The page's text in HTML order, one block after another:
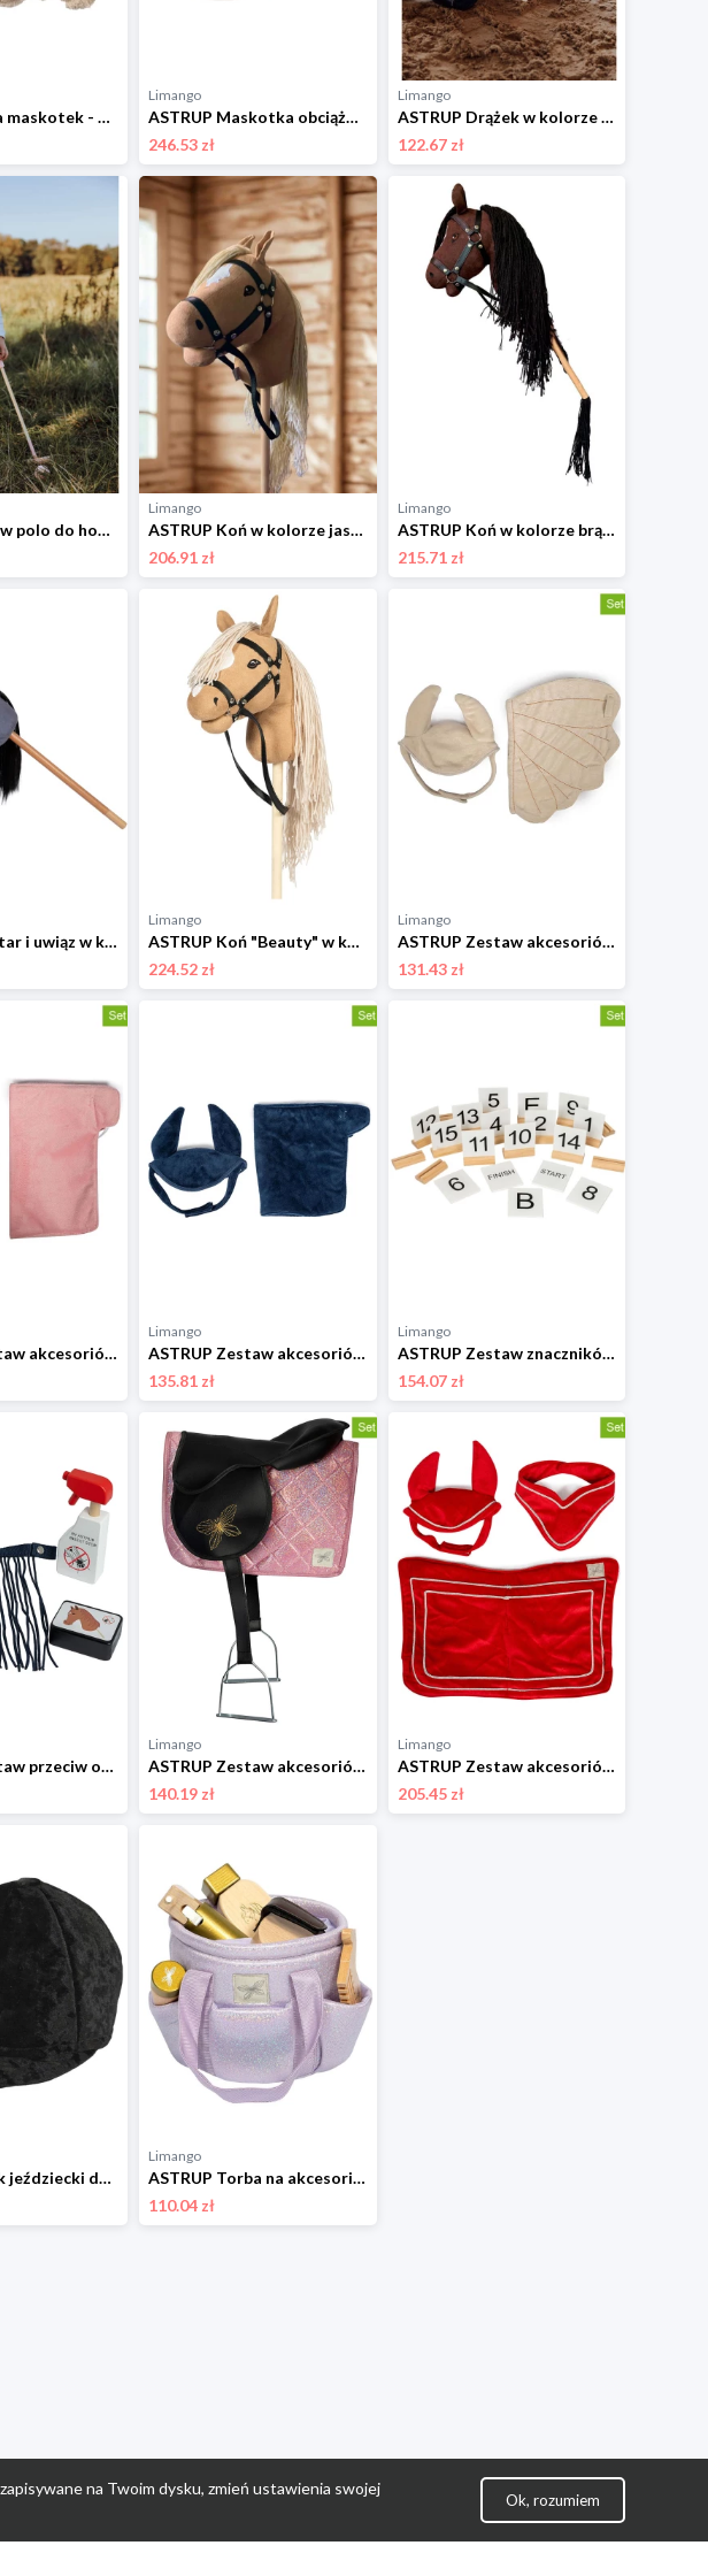
ASTRUP Para maskotek - 0+ rozmiar: onesize
Limango
ASTRUP Maskotka obciążeniowa - 0+ - 1,1 kg rozmiar: onesize
246.53 zł
Limango
ASTRUP Drążek w kolorze czerwonym do skakania - 2+ rozmiar: onesize
122.67 zł
ASTRUP Gra w polo do hobby horsingu - 3+ rozmiar: onesize
Limango
ASTRUP Koń w kolorze jasnobrązowym na kiju - 3+ rozmiar: onesize
206.91 zł
Limango
ASTRUP Koń w kolorze brązowym na kiju - 3+ rozmiar: onesize
215.71 zł
ASTRUP Kantar i uwiąz w kolorze granatowym do konia na kiju - 3+ rozmiar: onesize
Limango
ASTRUP Koń "Beauty" w kolorze beżowym na kiju - 3+ rozmiar: onesize
224.52 zł
Limango
ASTRUP Zestaw akcesoriów w kolorze beżowym do konia na kiju - 3+ rozmiar: onesize
131.43 zł
ASTRUP Zestaw akcesoriów w kolorze jasnoróżowym do konia na kiju - 3+ rozmiar: onesize
Limango
ASTRUP Zestaw akcesoriów w kolorze granatowym do konia na kiju - 3+ rozmiar: onesize
135.81 zł
Limango
ASTRUP Zestaw znaczników w kolorze białym do skoków i ujeżdżenia - 3+ rozmiar: onesize
154.07 zł
ASTRUP Zestaw przeciw owadom do konia na kiju - 3+ rozmiar: onesize
Limango
ASTRUP Zestaw akcesoriów w kolorze jasnoróżowym do konia na kiju - 3+ rozmiar: onesize
140.19 zł
Limango
ASTRUP Zestaw akcesoriów w kolorze czerwonym do konia na kiju - 3+ rozmiar: onesize
205.45 zł
ASTRUP Kask jeździecki do hobby horsingu - 3+ rozmiar: onesize
Limango
ASTRUP Torba na akcesoria do pielęgnacji - 3+ rozmiar: onesize
110.04 zł
na Twoim dysku, zmień ustawienia swojej
Ok, rozumiem